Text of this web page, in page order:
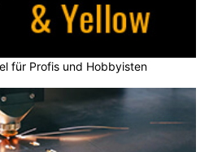
für Profis und Hobbyisten